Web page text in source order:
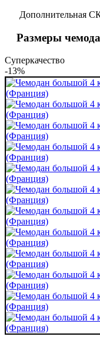
Дополнительная
Размеры
Суперкачество
-13%